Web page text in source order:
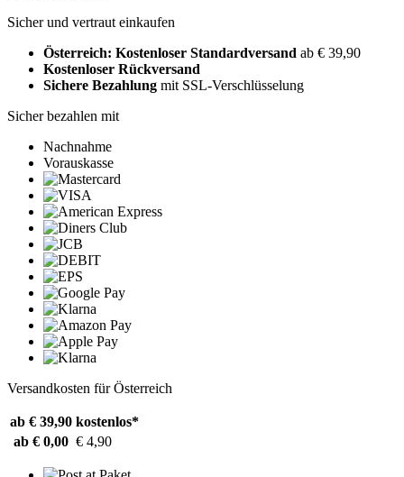
Sicher und vertraut einkaufen
Österreich: Kostenloser Standardversand ab € 39,90
Kostenloser Rückversand
Sichere Bezahlung mit SSL-Verschlüsselung
Sicher bezahlen mit
Nachnahme
Vorauskasse
Versandkosten für Österreich
ab € 39,90 kostenlos*
ab € 0,00 € 4,90